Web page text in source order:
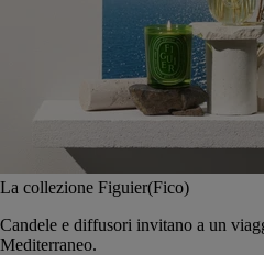
La collezione Figuier(Fico)
Candele e diffusori invitano a un
Mediterraneo.